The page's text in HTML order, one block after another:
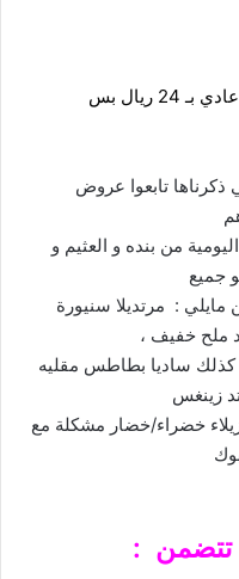
ريال بس
تابعوا
جميع
ملح خفيف ،
زينغس
تتضمن :